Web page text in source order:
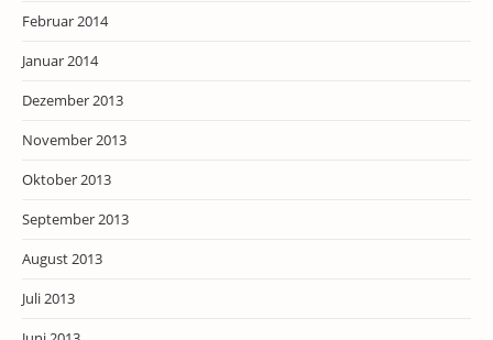
Februar 2014
Januar 2014
Dezember 2013
November 2013
Oktober 2013
September 2013
August 2013
Juli 2013